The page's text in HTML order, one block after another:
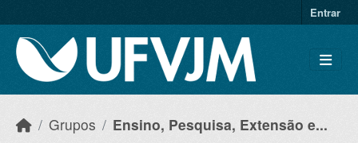
Entrar
Grupos Ensino, Pesquisa, Extensão e...